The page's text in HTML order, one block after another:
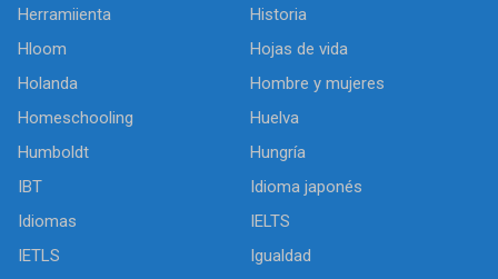
Herramiienta
Historia
Hloom
Hojas de vida
Holanda
Hombre y mujeres
Homeschooling
Huelva
Humboldt
Hungría
IBT
Idioma japonés
Idiomas
IELTS
IETLS
Igualdad